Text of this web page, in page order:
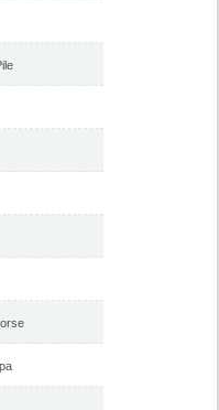
Emmezeta akcija, 31.